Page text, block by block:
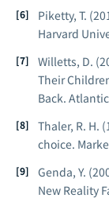
Piketty, T.
Harvard
Willetts, D.
Their
Back.
Thaler, R. H.
choice.
Genda, Y.
New Reality